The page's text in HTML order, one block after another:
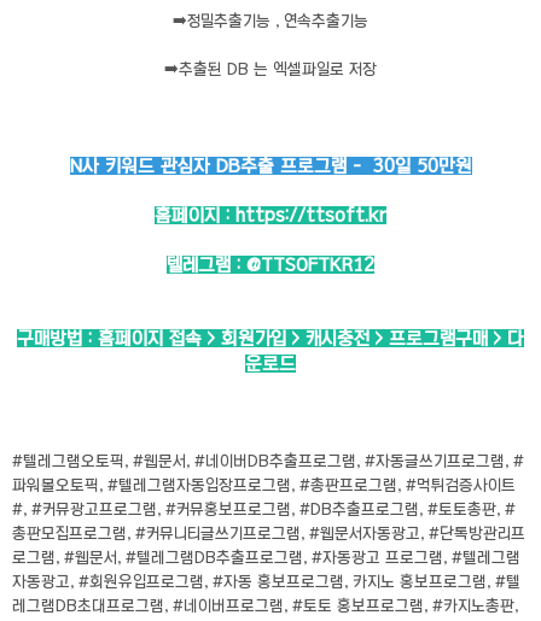
➡️정밀추출기능 , 연속추출기능
➡️추출된 DB 는 엑셀파일로 저장
N사 키워드 관심자 DB추출 프로그램 - 30일 50만원
홈페이지 : https://ttsoft.kr
텔레그램 : @TTSOFTKR12
구매방법 : 홈페이지 접속 > 회원가입 > 캐시충전 > 프로그램구매 > 다
운로드
#텔레그램오토픽, #웹문서, #네이버DB추출프로그램, #자동글쓰기프로그램, #
파워볼오토픽, #텔레그램자동입장프로그램, #총판프로그램, #먹튀검증사이트
#, #커뮤광고프로그램, #커뮤홍보프로그램, #DB추출프로그램, #토토총판, #
총판모집프로그램, #커뮤니티글쓰기프로그램, #웹문서자동광고, #단톡방관리프
로그램, #웹문서, #텔레그램DB추출프로그램, #자동광고 프로그램, #텔레그램
자동광고, #회원유입프로그램, #자동 홍보프로그램, 카지노 홍보프로그램, #텔
레그램DB초대프로그램, #네이버프로그램, #토토 홍보프로그램, #카지노총판,